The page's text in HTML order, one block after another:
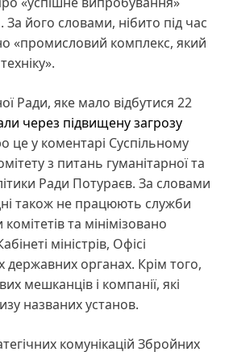
його словами, нібито під час
«промисловий комплекс, який
Ради, яке мало відбутися 22
через підвищену загрозу
це у коментарі Суспільному
з питань гуманітарної та
Ради Потураєв. За словами
також не працюють служби
та мінімізовано
міністрів, Офісі
державних органах. Крім того,
мешканців і компанії, які
названих установ.
комунікацій Збройних